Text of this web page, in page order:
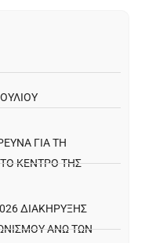
ΓΙΑ ΤΗ
ΚΈΝΤΡΟ ΤΗΣ
ΔΙΑΚΗΡΥΞΗΣ
ΑΝΩ ΤΩΝ